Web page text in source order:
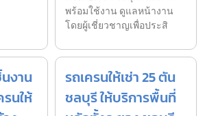
พร้อมใช้งาน ดูแลหน้างาน
โดยผู้เชี่ยวชาญเพื่อประสิ
งาน
รนให้
รถเครนให้เช่า 25 ตัน
ชลบุรี ให้บริการพื้นที่